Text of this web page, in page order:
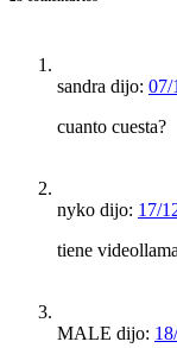
sandra dijo: 07/
cuanto cuesta?
nyko dijo: 17/
tiene
MALE dijo: